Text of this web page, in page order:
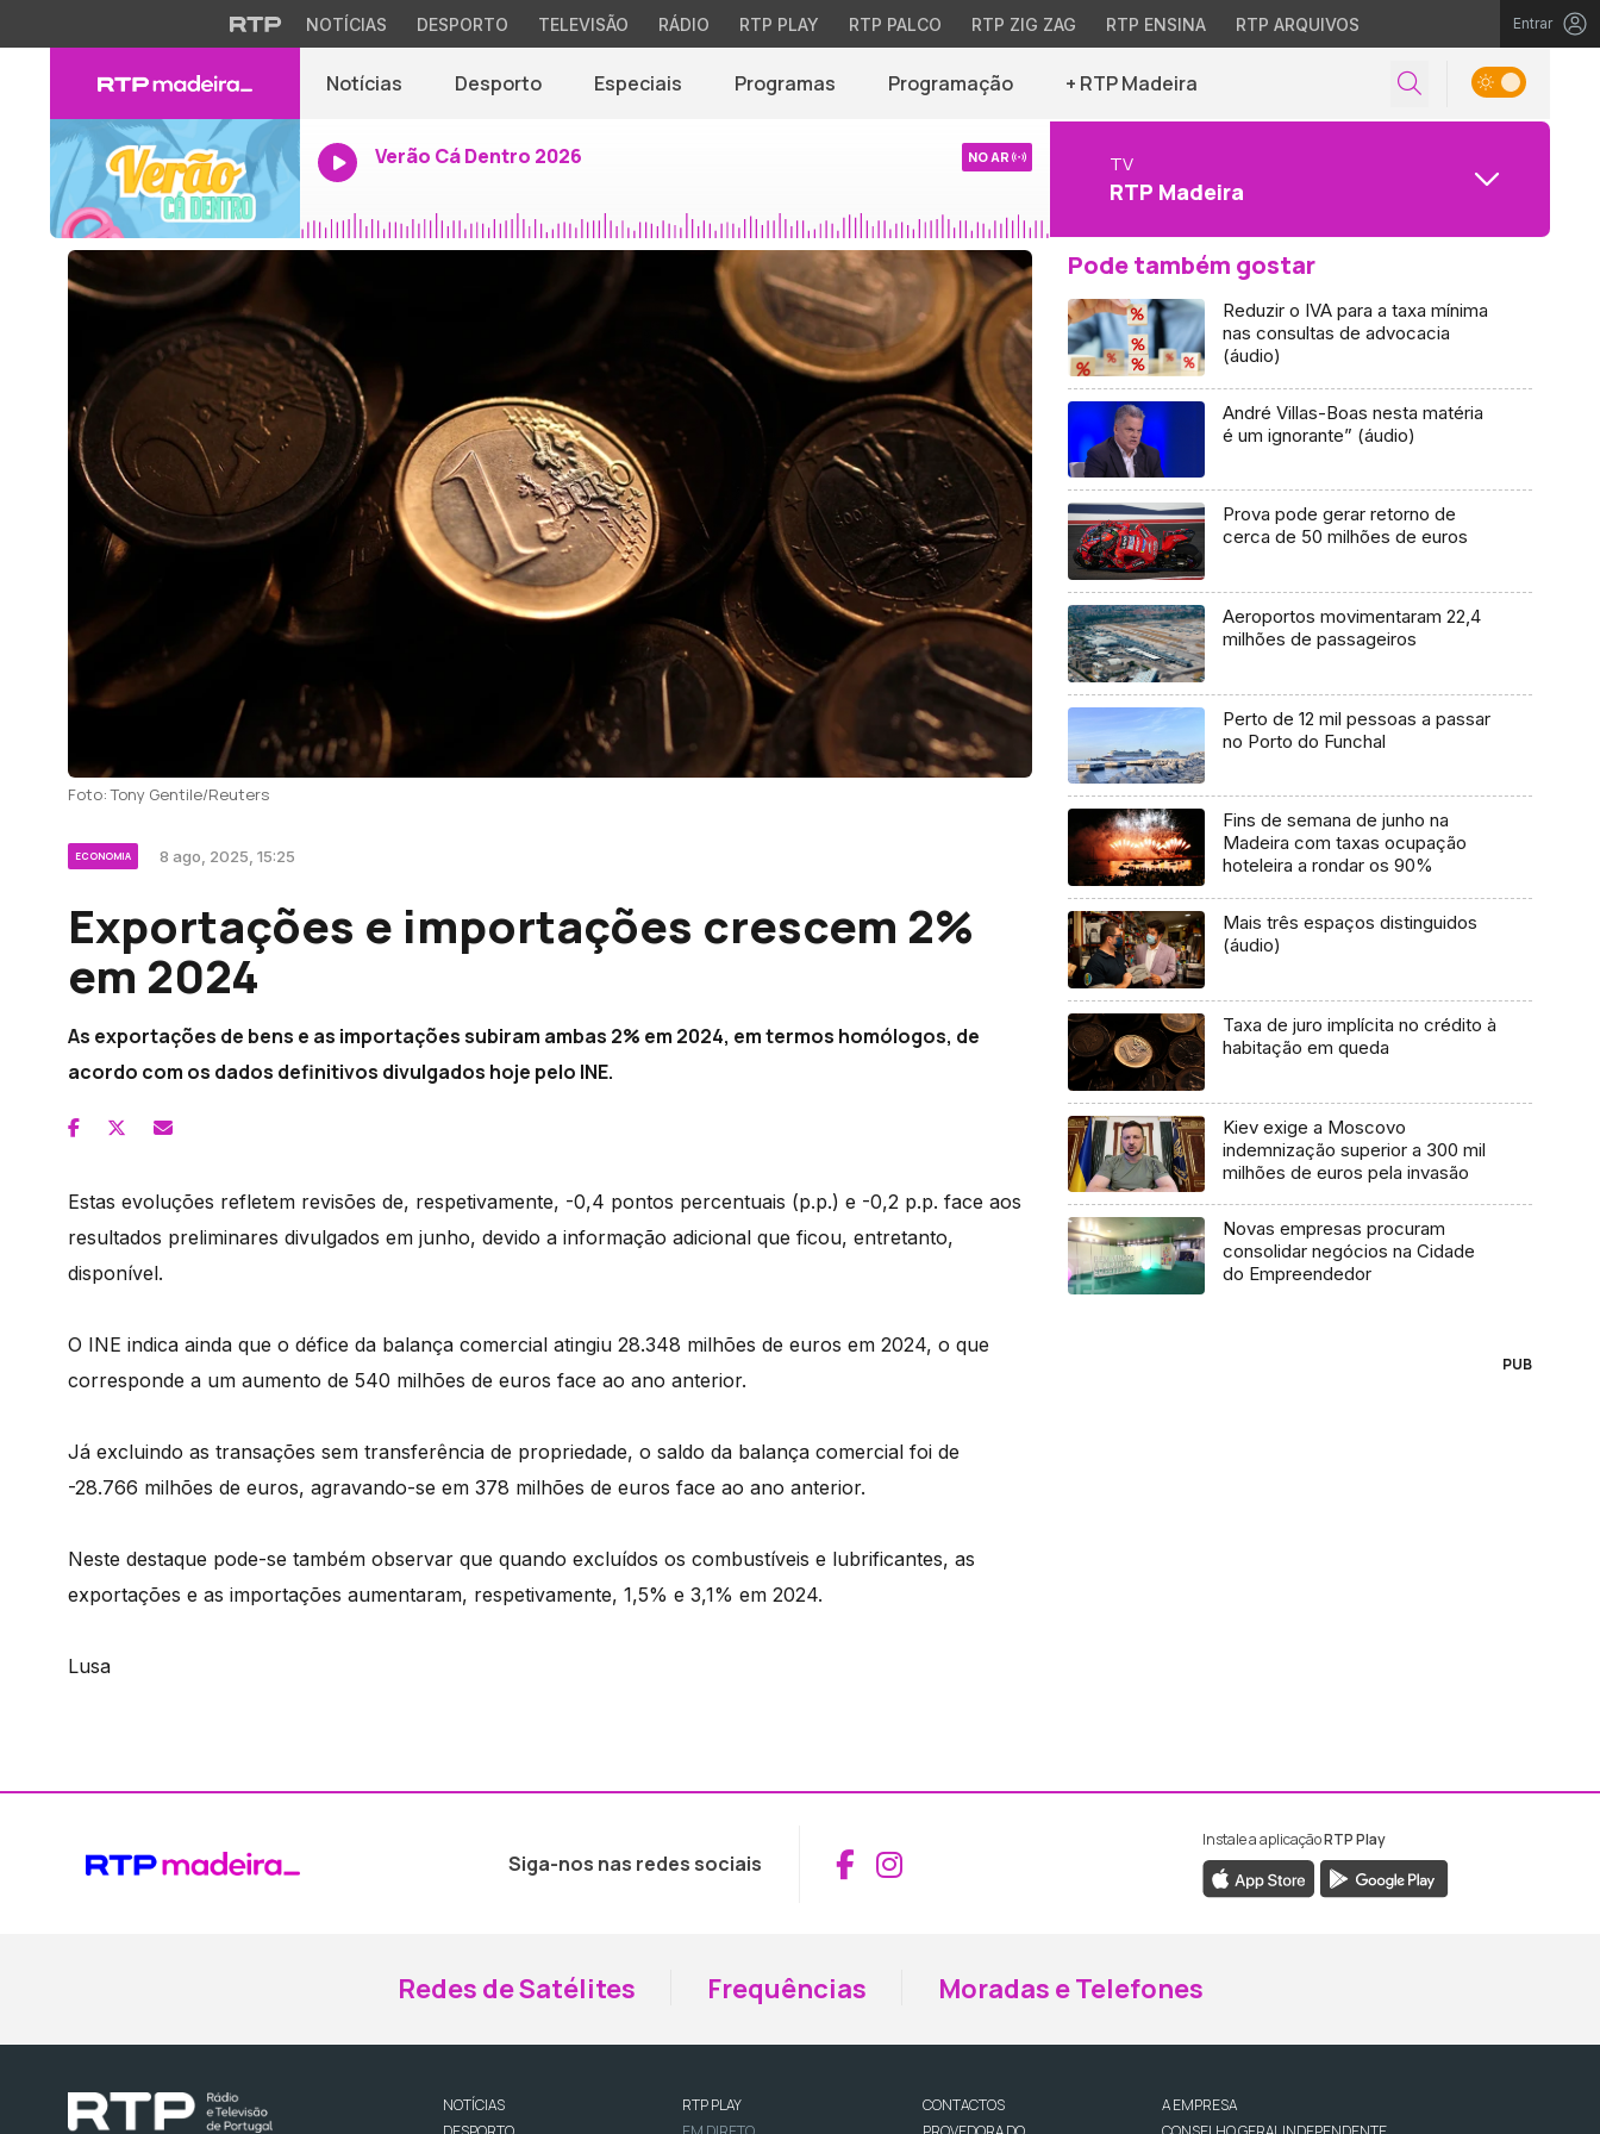
NOTÍCIAS DESPORTO TELEVISÃO RÁDIO RTP PLAY RTP PALCO RTP ZIG ZAG RTP ENSINA RTP ARQUIVOS Entrar
Notícias Desporto Especiais Programas Programação + RTP Madeira
Verão Cá Dentro 2026 NO AR TV
RTP Madeira
Foto: Tony Gentile/Reuters
ECONOMIA 8 ago, 2025, 15:25
Exportações e importações crescem 2%
em 2024
As exportações de bens e as importações subiram ambas 2% em 2024, em termos homólogos, de
acordo com os dados definitivos divulgados hoje pelo INE.
Estas evoluções refletem revisões de, respetivamente, -0,4 pontos percentuais (p.p.) e -0,2 p.p. face aos
resultados preliminares divulgados em junho, devido a informação adicional que ficou, entretanto,
disponível.
O INE indica ainda que o défice da balança comercial atingiu 28.348 milhões de euros em 2024, o que
corresponde a um aumento de 540 milhões de euros face ao ano anterior.
Já excluindo as transações sem transferência de propriedade, o saldo da balança comercial foi de
-28.766 milhões de euros, agravando-se em 378 milhões de euros face ao ano anterior.
Neste destaque pode-se também observar que quando excluídos os combustíveis e lubrificantes, as
exportações e as importações aumentaram, respetivamente, 1,5% e 3,1% em 2024.
Lusa
Pode também gostar
Reduzir o IVA para a taxa mínima
nas consultas de advocacia
(áudio)
André Villas-Boas nesta matéria
é um ignorante” (áudio)
Prova pode gerar retorno de
cerca de 50 milhões de euros
Aeroportos movimentaram 22,4
milhões de passageiros
Perto de 12 mil pessoas a passar
no Porto do Funchal
Fins de semana de junho na
Madeira com taxas ocupação
hoteleira a rondar os 90%
Mais três espaços distinguidos
(áudio)
Taxa de juro implícita no crédito à
habitação em queda
Kiev exige a Moscovo
indemnização superior a 300 mil
milhões de euros pela invasão
Novas empresas procuram
consolidar negócios na Cidade
do Empreendedor
PUB
Siga-nos nas redes sociais Aceder ao Facebook da RTP Madeira
Aceder ao Instagram da RTP Madeira
Instale a aplicaçãoRTP Play
Redes de Satélites Frequências Moradas e Telefones
NOTÍCIAS
RTP PLAY
CONTACTOS
A EMPRESA